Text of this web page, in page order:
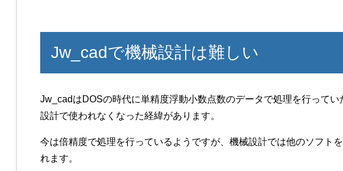
Jw_cadで機械設計は難しい
Jw_cadはDOSの時代に単精度浮動小数点数のデータで処理を行って
設計で使われなくなった経緯があります。
今は倍精度で処理を行っているようですが、機械設計では他のソフト
れます。